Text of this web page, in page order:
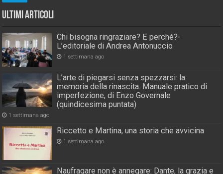
Ultimi Articoli
Chi bisogna ringraziare? E perché?-
L’editoriale di Andrea Antonuccio
1 settimana ago
L’arte di piegarsi senza spezzarsi: la
memoria della rinascita. Manuale pratico di
imperfezione, di Enzo Governale
(quindicesima puntata)
1 settimana ago
Riccetto e Martina, una storia che avvicina
1 settimana ago
Naufragare non è annegare: Dante, la grazia e